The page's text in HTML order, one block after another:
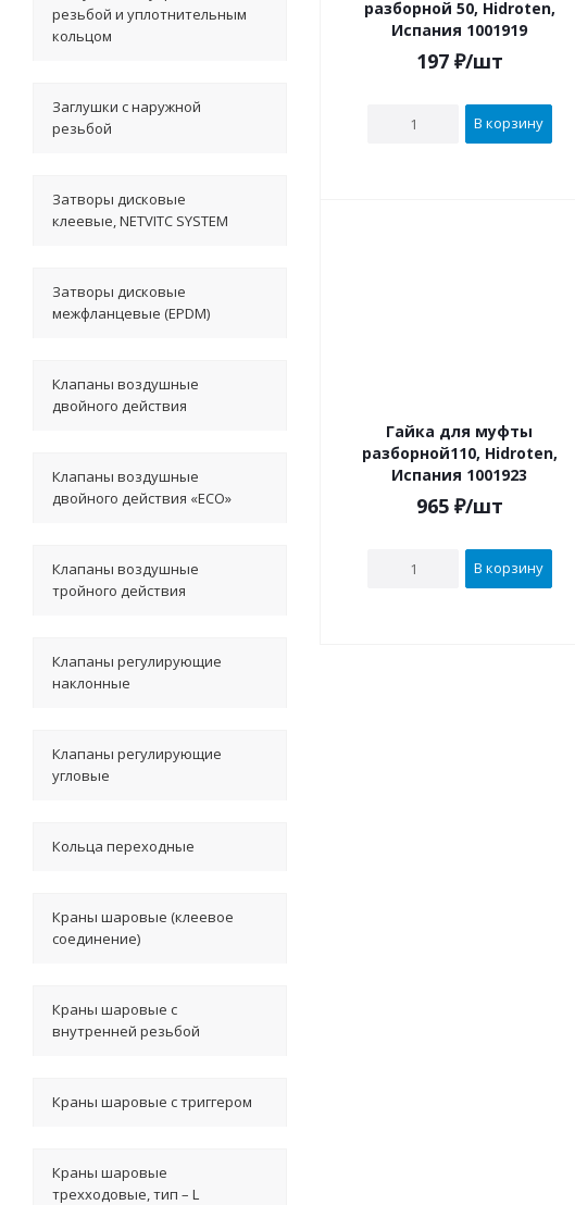
разборной 50, Hidroten,
Испания 1001919
197₽/шт
В корзину
Гайка для муфты
разборной110, Hidroten,
Испания 1001923
965₽/шт
В корзину
резьбой и уплотнительным
кольцом
Заглушки с наружной
резьбой
Затворы дисковые
клеевые, NETVITC SYSTEM
Затворы дисковые
межфланцевые (EPDM)
Клапаны воздушные
двойного действия
Клапаны воздушные
двойного действия «ECO»
Клапаны воздушные
тройного действия
Клапаны регулирующие
наклонные
Клапаны регулирующие
угловые
Кольца переходные
Краны шаровые (клеевое
соединение)
Краны шаровые с
внутренней резьбой
Краны шаровые с триггером
Краны шаровые
трехходовые, тип – L